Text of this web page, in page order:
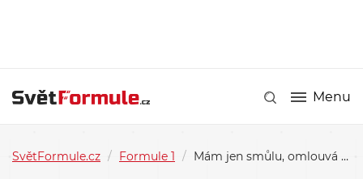
Menu
SvětFormule.cz / Formule 1 / Mám jen smůlu, omlouvá sám sebe Maldonado